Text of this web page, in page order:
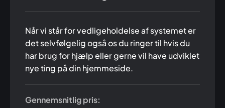
Når vi står for vedligeholdelse af systemet er
det selvfølgelig også os du ringer til hvis du
har brug for hjælp eller gerne vil have udviklet
nye ting på din hjemmeside.
Gennemsnitlig pris: